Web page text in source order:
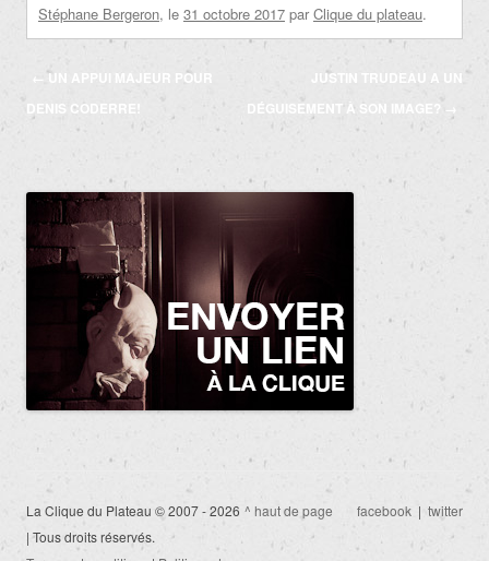
Stéphane Bergeron, le 31 octobre 2017 par Clique du plateau.
Navigation
des
articles
← UN APPUI MAJEUR POUR
DENIS CODERRE!
JUSTIN TRUDEAU A UN
DÉGUISEMENT À SON IMAGE?
La Clique du Plateau © 2007 - 2026
| Tous droits réservés.
^ haut de page facebook | twitter